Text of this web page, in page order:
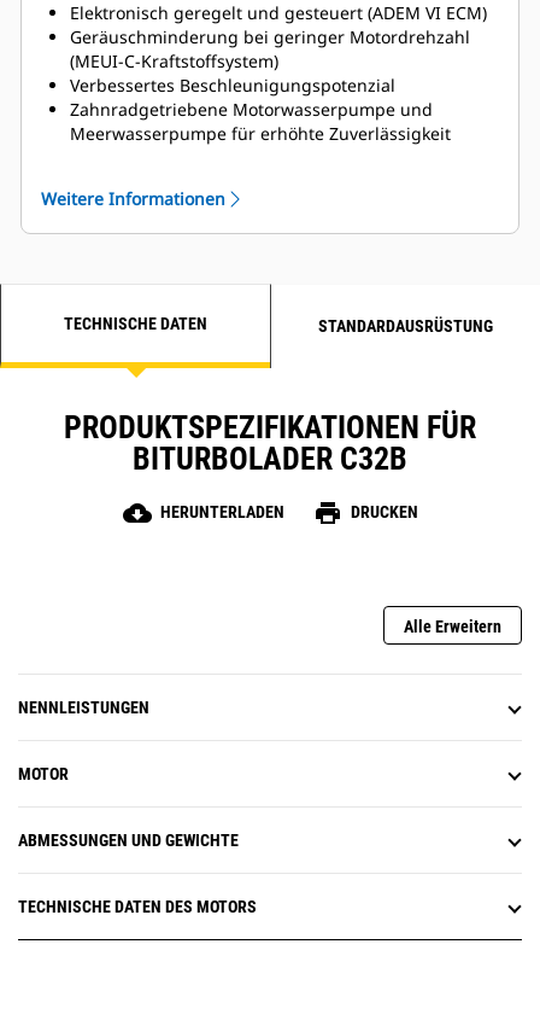
Elektronisch geregelt und gesteuert (ADEM VI ECM)
Geräuschminderung bei geringer Motordrehzahl
(MEUI-C-Kraftstoffsystem)
Verbessertes Beschleunigungspotenzial
Zahnradgetriebene Motorwasserpumpe und
Meerwasserpumpe für erhöhte Zuverlässigkeit
Seitliche Optionen zur Wartung links und rechts
verfügbar
Weitere Informationen
TECHNISCHE DATEN STANDARDAUSRÜSTUNG
PRODUKTSPEZIFIKATIONEN FÜR
BITURBOLADER C32B
cloud_download HERUNTERLADEN print DRUCKEN
Alle Erweitern
NENNLEISTUNGEN
MOTOR
ABMESSUNGEN UND GEWICHTE
TECHNISCHE DATEN DES MOTORS